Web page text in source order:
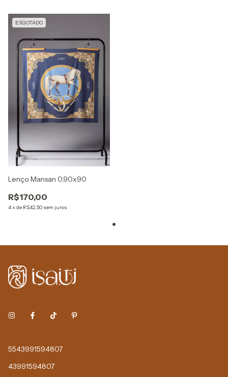
ESGOTADO
Lenço Mansan 0,90x90
R$170,00
4x de R$42,50 sem juros
5543991594807
43991594807